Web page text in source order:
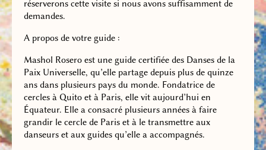
réserverons cette visite si nous avons suffisamment de
demandes.
A propos de votre guide :
Mashol Rosero est une guide certifiée des Danses de la
Paix Universelle, qu’elle partage depuis plus de quinze
ans dans plusieurs pays du monde. Fondatrice de
cercles à Quito et à Paris, elle vit aujourd’hui en
Équateur. Elle a consacré plusieurs années à faire
grandir le cercle de Paris et à le transmettre aux
danseurs et aux guides qu’elle a accompagnés.